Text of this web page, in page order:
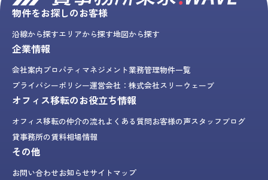
物件をお探しのお客様
沿線から探すエリアから探す地図から探す
企業情報
会社案内プロパティマネジメント業務管理物件一覧
プライバシーポリシー運営会社：株式会社スリーウェーブ
オフィス移転のお役立ち情報
オフィス移転の仲介の流れよくある質問お客様の声スタッフブログ
貸事務所の賃料相場情報
その他
お問い合わせお知らせサイトマップ